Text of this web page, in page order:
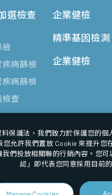
選檢查
檢
病篩檢
病篩檢
檢查
企業健檢
精準基因檢測
企業健檢
保護法，我們致力於保護您的個
允許我們置放 Cookie 來提升您
們投放相關聯的行銷內容。您
認」即代表您同意採用目前